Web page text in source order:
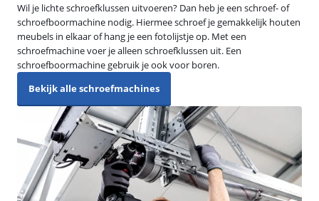
Wil je lichte schroefklussen uitvoeren? Dan heb je een schroef- of
schroefboormachine nodig. Hiermee schroef je gemakkelijk houten
meubels in elkaar of hang je een fotolijstje op. Met een
schroefmachine voer je alleen schroefklussen uit. Een
schroefboormachine gebruik je ook voor boren.
Bekijk alle schroefmachines